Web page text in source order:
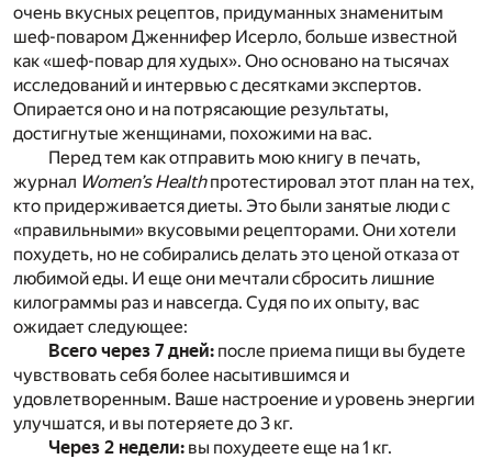
очень вкусных рецептов, придуманных знаменитым
шеф-поваром Дженнифер Исерло, больше известной
как «шеф-повар для худых». Оно основано на тысячах
исследований и интервью с десятками экспертов.
Опирается оно и на потрясающие результаты,
достигнутые женщинами, похожими на вас.
Перед тем как отправить мою книгу в печать,
журнал Women’s Healthпротестировал этот план на тех,
кто придерживается диеты. Это были занятые люди с
«правильными» вкусовыми рецепторами. Они хотели
похудеть, но не собирались делать это ценой отказа от
любимой еды. И еще они мечтали сбросить лишние
килограммы раз и навсегда. Судя по их опыту, вас
ожидает следующее:
Всего через 7 дней: после приема пищи вы будете
чувствовать себя более насытившимся и
удовлетворенным. Ваше настроение и уровень энергии
улучшатся, и вы потеряете до 3 кг.
Через 2 недели: вы похудеете еще на 1 кг.